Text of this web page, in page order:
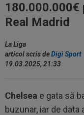
180.000.000€
Real Madrid
La Liga
articol scris deDigi Sport
19.03.2025, 21:33
Chelsea e gata să
buzunar, iar de